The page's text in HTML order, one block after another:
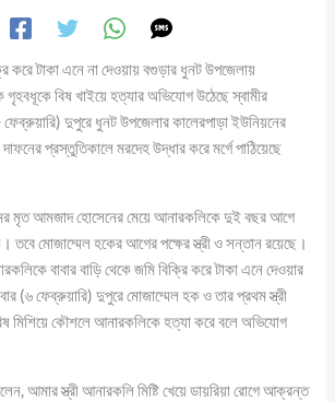
করে টাকা এনে না দেওয়ায় বগুড়ার ধুনট উপজেলায়
বিষ খাইয়ে হত্যার অভিযোগ উঠেছে স্বামীর
দুপুরে ধুনট উপজেলার কালেরপাড়া ইউনিয়নের
প্রস্তুতিকালে মরদেহ উদ্ধার করে মর্গে পাঠিয়েছে
মৃত আমজাদ হোসেনের মেয়ে আনারকলিকে দুই বছর আগে
তবে মোজাম্মেল হকের আগের পক্ষের স্ত্রী ও সন্তান রয়েছে।
বাবার বাড়ি থেকে জমি বিক্রি করে টাকা এনে দেওয়ার
(৬ ফেব্রুয়ারি) দুপুরে মোজাম্মেল হক ও তার প্রথম স্ত্রী
বিষ মিশিয়ে কৌশলে আনারকলিকে হত্যা করে বলে অভিযোগ
আমার স্ত্রী আনারকলি মিষ্টি খেয়ে ডায়রিয়া রোগে আক্রন্ত